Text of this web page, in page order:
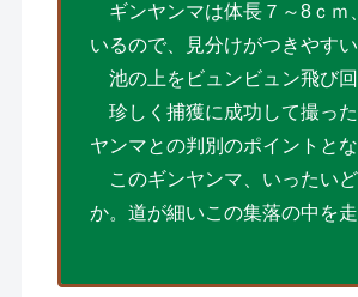
ギンヤンマは体長７～8ｃｍ
いるので、見分けがつきやすい
池の上をビュンビュン飛び回
珍しく捕獲に成功して撮っ
ヤンマとの判別のポイントと
このギンヤンマ、いったい
か。道が細いこの集落の中を